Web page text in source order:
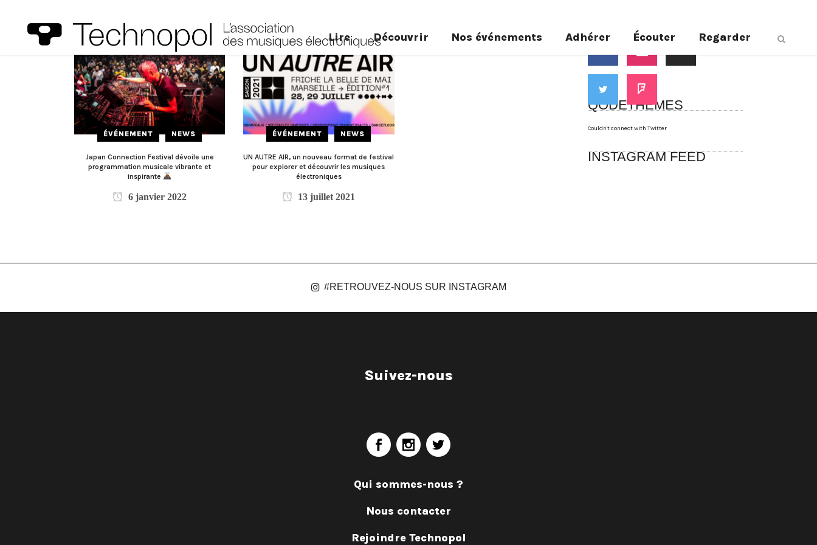
Lire Découvrir Nos événements Adhérer Écouter Regarder
ÉVÉNEMENT NEWS
Japan Connection Festival dévoile une
programmation musicale vibrante et
inspirante
6 janvier 2022
ÉVÉNEMENT NEWS
UN AUTRE AIR, un nouveau format de festival
pour explorer et découvrir les musiques
électroniques
13 juillet 2021
Suivez-nous
QODETHEMES
Couldn't connect with Twitter
INSTAGRAM FEED
#RETROUVEZ-NOUS SUR INSTAGRAM
Suivez-nous
Qui sommes-nous ?
Nous contacter
Rejoindre Technopol